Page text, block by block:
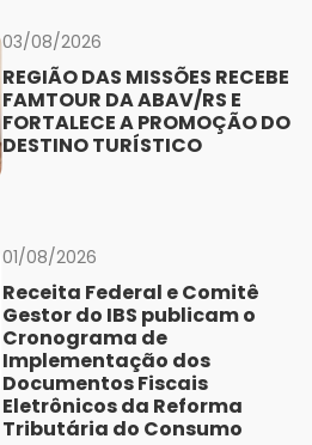
03/08/2026
REGIÃO DAS MISSÕES RECEBE
FAMTOUR DA ABAV/RS E
FORTALECE A PROMOÇÃO DO
DESTINO TURÍSTICO
01/08/2026
Receita Federal e Comitê
Gestor do IBS publicam o
Cronograma de
Implementação dos
Documentos Fiscais
Eletrônicos da Reforma
Tributária do Consumo